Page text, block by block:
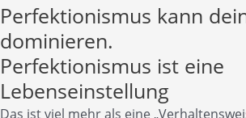
Perfektionismus kann
dominieren.
Perfektionismus ist eine
Lebenseinstellung
Das ist viel mehr als eine